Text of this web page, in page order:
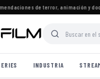
de terror, animación y
INDUSTRIA